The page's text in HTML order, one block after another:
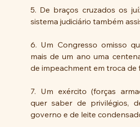
5. De braços cruzados os
sistema judiciário também
6. Um Congresso omisso
mais de um ano uma
de impeachment em troca de
7. Um exército (forças
quer saber de privilégios,
governo e de leite